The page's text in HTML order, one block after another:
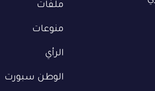
ملفات
منوعات
الرأي
الوطن سبورت